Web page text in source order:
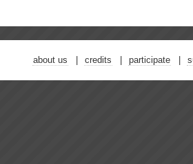
about us credits participate